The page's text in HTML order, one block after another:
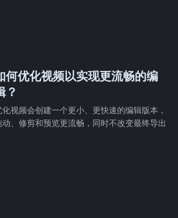
何优化视频以实现更流畅的编
？
化视频会创建一个更小、更快速的编辑版本，
、修剪和预览更流畅，同时不改变最终导出